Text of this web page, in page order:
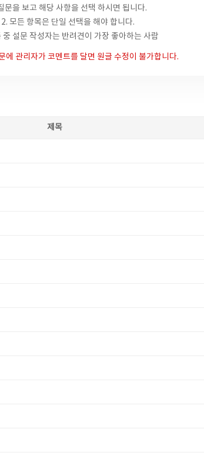
문을 보고 해당 사항을 선택 하시면 됩니다.
2. 모든 항목은 단일 선택을 해야 합니다.
중 설문 작성자는 반려견이 가장 좋아하는 사람
에 관리자가 코멘트를 달면 원글 수정이 불가합니다.
제목